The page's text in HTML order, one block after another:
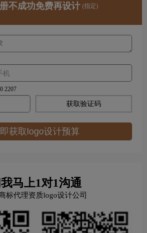
不成功免费再设计 (指定)
2207
获取验证码
获取logo设计预算
马上1对1沟通
标代理资质logo设计公司